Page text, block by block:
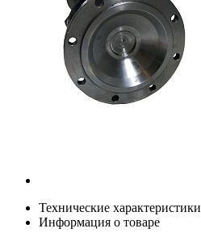
Технические характеристики
Информация о товаре